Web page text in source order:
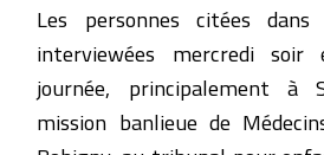
Les personnes citées
interviewées mercredi
journée, principalement à
mission banlieue de